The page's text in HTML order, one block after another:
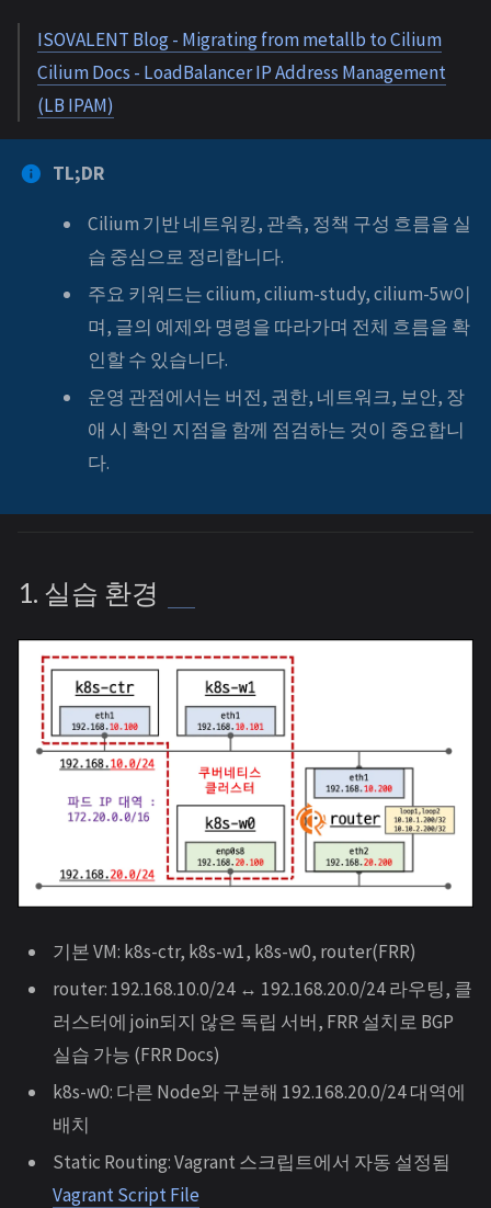
ISOVALENT Blog - Migrating from metallb to Cilium
Cilium Docs - LoadBalancer IP Address Management
(LB IPAM)
TL;DR
Cilium 기반 네트워킹, 관측, 정책 구성 흐름을 실
습 중심으로 정리합니다.
주요 키워드는 cilium, cilium-study, cilium-5w이
며, 글의 예제와 명령을 따라가며 전체 흐름을 확
인할 수 있습니다.
운영 관점에서는 버전, 권한, 네트워크, 보안, 장
애 시 확인 지점을 함께 점검하는 것이 중요합니
다.
1. 실습 환경
기본 VM: k8s-ctr, k8s-w1, k8s-w0, router(FRR)
router: 192.168.10.0/24 ↔ 192.168.20.0/24 라우팅, 클
러스터에 join되지 않은 독립 서버, FRR 설치로 BGP
실습 가능 (FRR Docs)
k8s-w0: 다른 Node와 구분해 192.168.20.0/24 대역에
배치
Static Routing: Vagrant 스크립트에서 자동 설정됨
Vagrant Script File